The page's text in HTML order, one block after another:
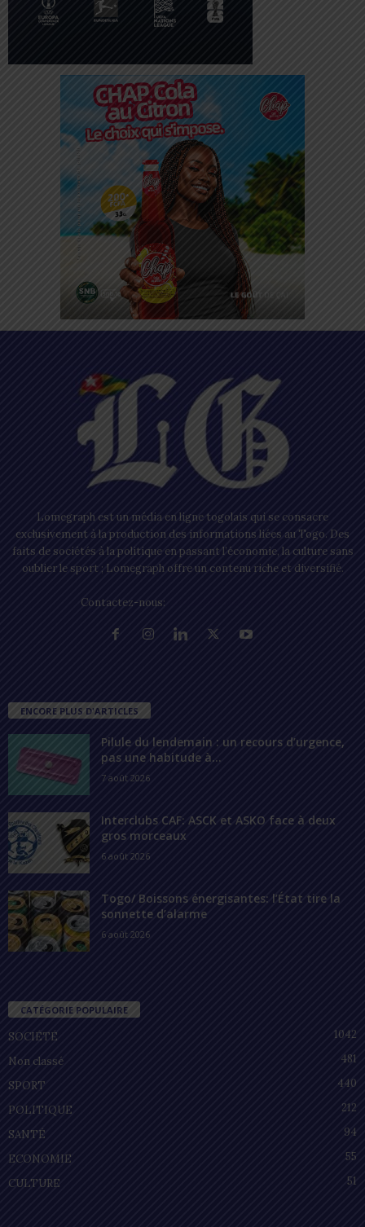
Lomegraph est un média en ligne togolais qui se consacre
exclusivement à la production des informations liées au Togo. Des
faits de sociétés à la politique en passant l’économie, la culture sans
oublier le sport ; Lomegraph offre un contenu riche et diversifié.
Contactez-nous:
ENCORE PLUS D'ARTICLES
Pilule du lendemain : un recours d’urgence,
pas une habitude à...
7 août 2026
Interclubs CAF: ASCK et ASKO face à deux
gros morceaux
6 août 2026
Togo/ Boissons énergisantes: l’État tire la
sonnette d’alarme
6 août 2026
CATÉGORIE POPULAIRE
SOCIÉTÉ
1042
Non classé
481
SPORT
440
POLITIQUE
212
SANTÉ
94
ECONOMIE
55
CULTURE
51